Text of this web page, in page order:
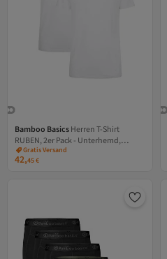
Bamboo Basics Herren T-Shirt
RUBEN, 2er Pack - Unterhemd,
Rundhals, Single Jersey
Versand Kostenlos
Gratis Versand
Versand Kostenlos
42,45€